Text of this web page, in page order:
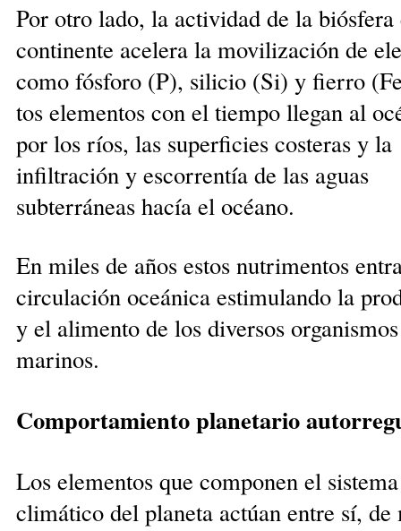
Por otro lado, la actividad de la biósfera
continente acelera la movilización de
como fósforo (P), silicio (Si) y fierro
tos elementos con el tiempo llegan al
por los ríos, las superficies costeras y la
infiltración y escorrentía de las aguas
subterráneas hacía el océano.
En miles de años estos nutrimentos
circu­lación oceánica estimu­lando la
y el ali­men­to de los diversos organismos
marinos.
Comportamiento planetario
Los elementos que componen el sistema
climático del pla­neta actúan entre sí, de